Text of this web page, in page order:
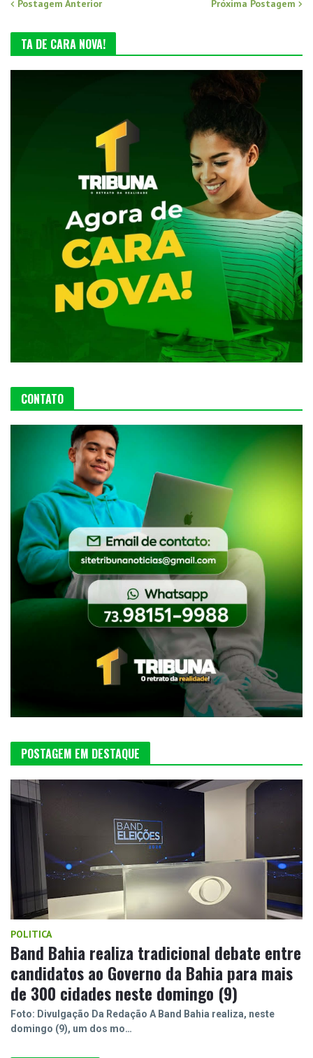
Postagem Anterior Próxima Postagem
TA DE CARA NOVA!
CONTATO
POSTAGEM EM DESTAQUE
POLITICA
Band Bahia realiza tradicional debate entre
candidatos ao Governo da Bahia para mais
de 300 cidades neste domingo (9)
Foto: Divulgação Da Redação A Band Bahia realiza, neste
domingo (9), um dos mo…